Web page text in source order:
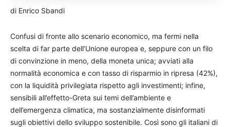
di Enrico Sbandi
Confusi di fronte allo scenario economico, ma fermi nella
scelta di far parte dell’Unione europea e, seppure con un filo
di convinzione in meno, della moneta unica; avviati alla
normalità economica e con tasso di risparmio in ripresa (42%),
con la liquidità privilegiata rispetto agli investimenti; infine,
sensibili all’effetto-Greta sui temi dell’ambiente e
dell’emergenza climatica, ma sostanzialmente disinformati
sugli obiettivi dello sviluppo sostenibile. Così sono gli italiani di